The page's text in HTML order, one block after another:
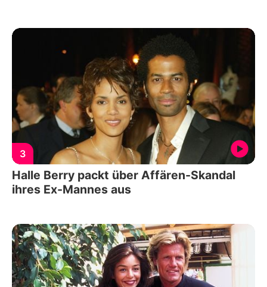
3
Halle Berry packt über Affären-Skandal
ihres Ex-Mannes aus